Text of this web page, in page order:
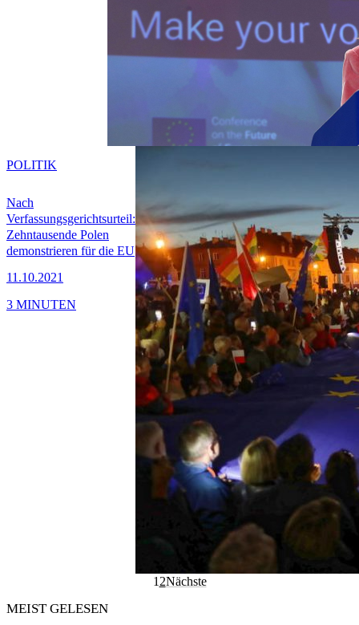
Nach
Verfassungsgerichtsurteil:
Zehntausende Polen
demonstrieren für die EU
11.10.2021
POLITIK
3 MINUTEN
1 2Nächste
MEIST GELESEN